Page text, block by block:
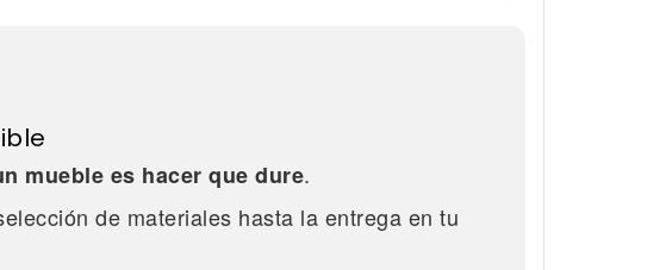
mueble es hacer que dure.
de materiales hasta la entrega en tu